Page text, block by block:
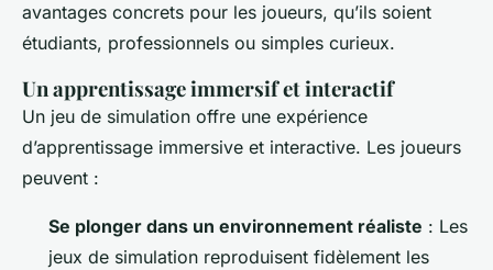
avantages concrets pour les joueurs, qu’ils soient
étudiants, professionnels ou simples curieux.
Un apprentissage immersif et interactif
Un jeu de simulation offre une expérience
d’apprentissage immersive et interactive. Les joueurs
peuvent :
Se plonger dans un environnement réaliste : Les
jeux de simulation reproduisent fidèlement les